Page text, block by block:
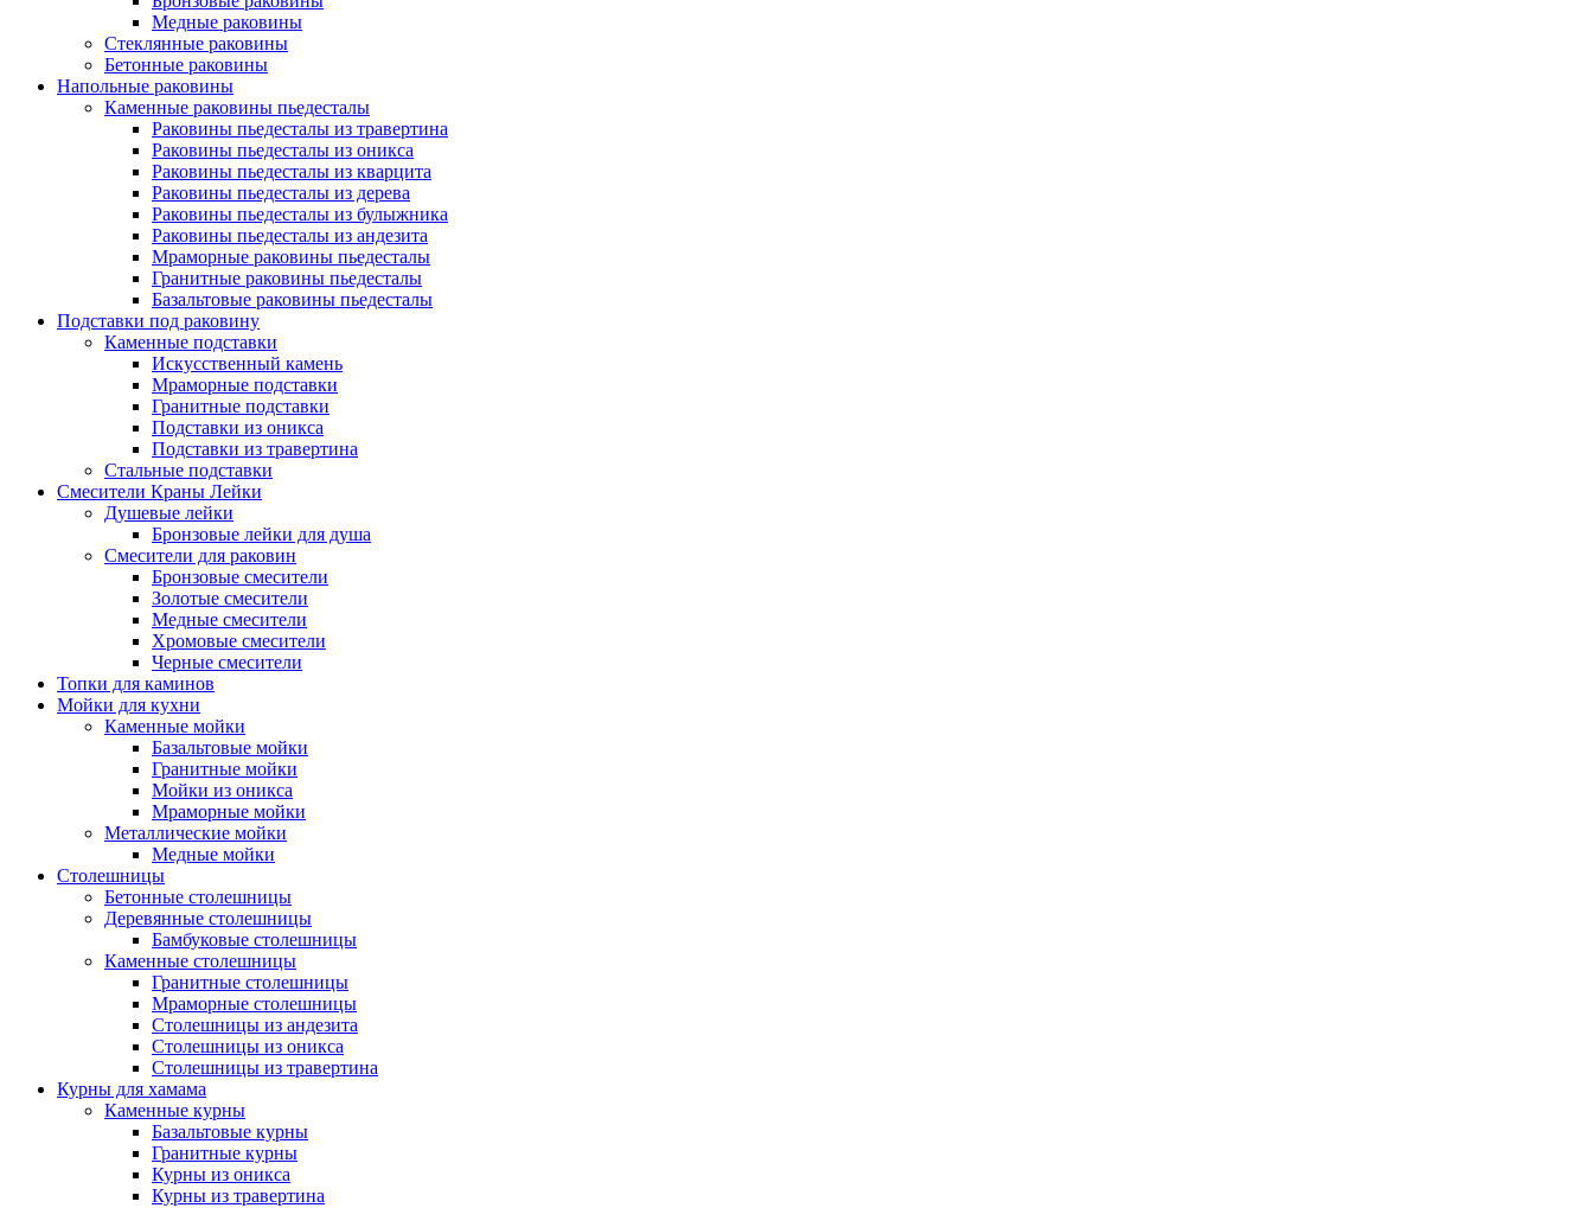
Медные раковины
Стеклянные раковины
Бетонные раковины
Напольные раковины
Каменные раковины пьедесталы
Раковины пьедесталы из травертина
Раковины пьедесталы из оникса
Раковины пьедесталы из кварцита
Раковины пьедесталы из дерева
Раковины пьедесталы из булыжника
Раковины пьедесталы из андезита
Мраморные раковины пьедесталы
Гранитные раковины пьедесталы
Базальтовые раковины пьедесталы
Подставки под раковину
Каменные подставки
Искусственный камень
Мраморные подставки
Гранитные подставки
Подставки из оникса
Подставки из травертина
Стальные подставки
Смесители Краны Лейки
Душевые лейки
Бронзовые лейки для душа
Смесители для раковин
Бронзовые смесители
Золотые смесители
Медные смесители
Хромовые смесители
Черные смесители
Топки для каминов
Мойки для кухни
Каменные мойки
Базальтовые мойки
Гранитные мойки
Мойки из оникса
Мраморные мойки
Металлические мойки
Медные мойки
Столешницы
Бетонные столешницы
Деревянные столешницы
Бамбуковые столешницы
Каменные столешницы
Гранитные столешницы
Мраморные столешницы
Столешницы из андезита
Столешницы из оникса
Столешницы из травертина
Курны для хамама
Каменные курны
Базальтовые курны
Гранитные курны
Курны из оникса
Курны из травертина